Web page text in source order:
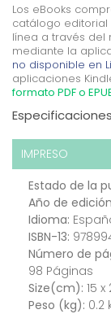
Los eBooks
catálogo editorial
línea a través del
mediante la
no disponible en
aplicaciones
formato PDF o
IMPRESO
Estado de la
Año de
Idioma:
ISBN-13:
Número de
98 Páginas
Size(cm): 15 x
Peso (kg): 0.2